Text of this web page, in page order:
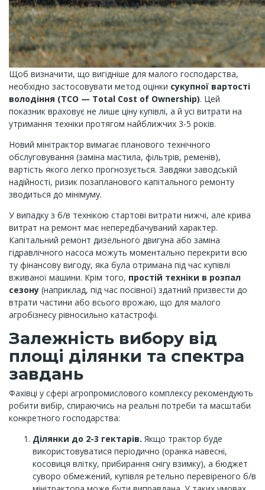
Щоб визначити, що вигідніше для малого господарства,
необхідно застосовувати метод оцінки сукупної вартості
володіння (TCO — Total Cost of Ownership). Цей
показник враховує не лише ціну купівлі, а й усі витрати на
утримання техніки протягом найближчих 3-5 років.
Новий мінітрактор вимагає планового технічного
обслуговування (заміна мастила, фільтрів, ременів),
вартість якого легко прогнозується. Завдяки заводській
надійності, ризик позапланового капітального ремонту
зводиться до мінімуму.
У випадку з б/в технікою стартові витрати нижчі, але крива
витрат на ремонт має непередбачуваний характер.
Капітальний ремонт дизельного двигуна або заміна
гідравлічного насоса можуть моментально перекрити всю
ту фінансову вигоду, яка була отримана під час купівлі
вживаної машини. Крім того, простій техніки в розпал
сезону (наприклад, під час посівної) здатний призвести до
втрати частини або всього врожаю, що для малого
агробізнесу рівносильно катастрофі.
Залежність вибору від
площі ділянки та спектра
завдань
Фахівці у сфері агропромислового комплексу рекомендують
робити вибір, спираючись на реальні потреби та масштаби
конкретного господарства:
Ділянки до 2-3 гектарів. Якщо трактор буде
використовуватися періодично (оранка навесні,
косовиця влітку, прибирання снігу взимку), а бюджет
суворо обмежений, купівля ретельно перевіреного б/в